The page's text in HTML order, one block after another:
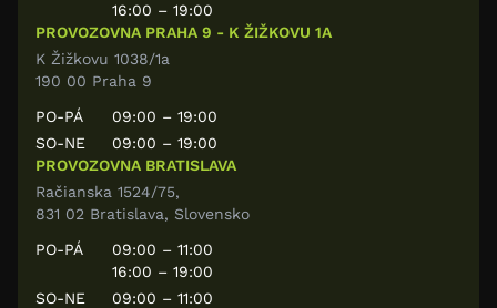
16:00 – 19:00
PROVOZOVNA PRAHA 9 - K ŽIŽKOVU 1A
K Žižkovu 1038/1a
190 00 Praha 9
PO-PÁ
09:00 – 19:00
SO-NE
09:00 – 19:00
PROVOZOVNA BRATISLAVA
Račianska 1524/75,
831 02 Bratislava, Slovensko
PO-PÁ
09:00 – 11:00
16:00 – 19:00
SO-NE
09:00 – 11:00